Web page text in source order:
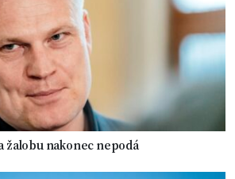
nakonec nepodá